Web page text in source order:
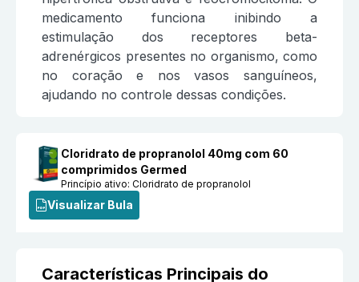
medicamento funciona inibindo a
estimulação dos receptores beta-
adrenérgicos presentes no organismo, como
no coração e nos vasos sanguíneos,
ajudando no controle dessas condições.
Cloridrato de propranolol 40mg com 60
comprimidos Germed
Princípio ativo:Cloridrato de propranolol
Visualizar Bula
Características Principais do